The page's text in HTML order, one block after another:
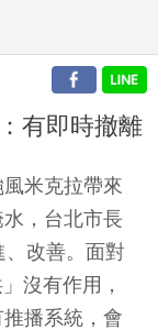
有即時撤離
風米克拉帶來
，台北市長
、改善。面對
沒有作用，
播系統，會